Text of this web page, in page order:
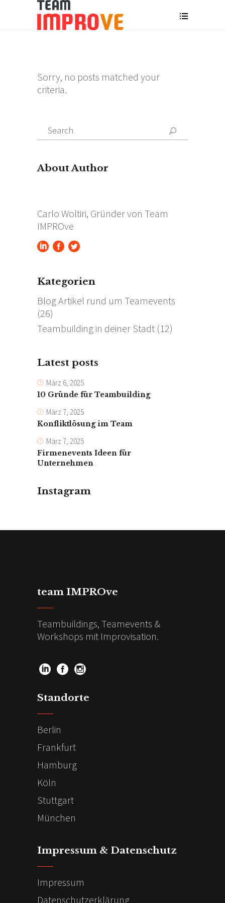
Sorry, no posts matched your
criteria.
Search
for:
About Author
Carlo Woltiri, Gründer von Team
IMPROve
Kategorien
Blog Artikel rund um Teamevents
(26)
Teambuilding in deiner Stadt (12)
Latest posts
März 6, 2025
10 Gründe für Teambuilding
März 7, 2025
Konfliktlösung im Team
März 7, 2025
Firmenevents Ideen für
Unternehmen
Instagram
team IMPROve
Teambuildings, Teamevents &
Workshops mit Improvisation.
Standorte
Berlin
Frankfurt
Hamburg
Köln
Stuttgart
München
Impressum & Datenschutz
Impressum
Datenschutzerklärung